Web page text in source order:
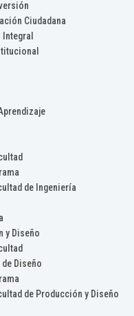
Ciudadana
de Ingeniería
y Diseño
Diseño
de Producción y Diseño